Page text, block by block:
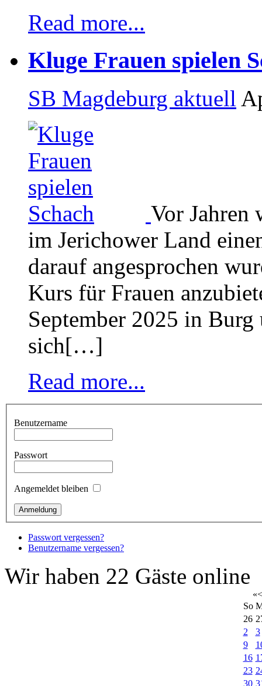
Read more...
Kluge Frauen spielen
SB Magdeburg aktuell
Vor Jahren
im Jerichower Land
darauf angesprochen
Kurs für Frauen
September 2025 in Burg
sich[…]
Read more...
Benutzername
Passwort
Angemeldet bleiben
Passwort vergessen?
Benutzername vergessen?
Wir haben 22 Gäste online
«<
So
26
2
3
9
16
23
30